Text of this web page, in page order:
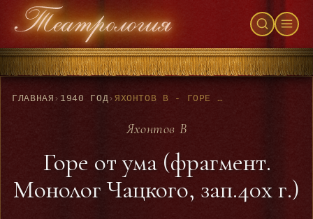
ГЛАВНАЯ › 1940 ГОД› ЯХОНТОВ В - ГОРЕ ОТ УМА (ФРАГМЕНТ. МОНОЛОГ ЧАЦКОГО, ЗАП.40Х Г.)
Яхонтов В
Горе от ума (фрагмент.
Монолог Чацкого, зап.40х г.)